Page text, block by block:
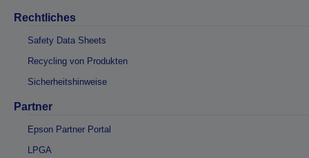
Rechtliches
Safety Data Sheets
Recycling von Produkten
Sicherheitshinweise
Partner
Epson Partner Portal
LPGA